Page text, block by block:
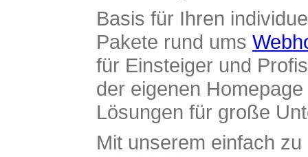
Basis für Ihren
Pakete rund ums
für Einsteiger und
der eigenen
Lösungen für große
Mit unserem einfach